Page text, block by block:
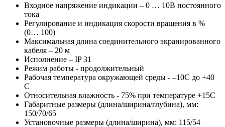
Входное напряжение индикации – 0 … 10В постоянного
тока
Регулирование и индикация скорости вращения в %
(0… 100)
Максимальная длина соединительного экранированного
кабеля – 20 м
Исполнение – IP 31
Режим работы - продолжительный
Рабочая температура окружающей среды - –10С до +40
С
Относительная влажность - 75% при температуре +15С
Габаритные размеры (длина/ширина/глубина), мм:
150/70/65
Установочные размеры (длина/ширина), мм: 115/54